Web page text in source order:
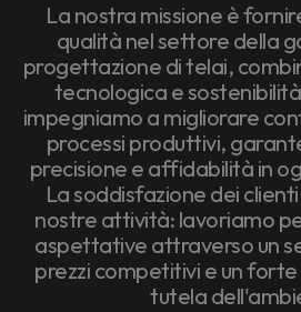
La nostra missione è
qualità nel settore della
progettazione di telai,
tecnologica e
impegniamo a migliorare
processi produttivi,
precisione e affidabilità in
La soddisfazione dei
nostre attività: lavoriamo
aspettative attraverso un
prezzi competitivi e un
tutela